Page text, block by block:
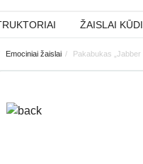
ŽAISLAI
Emociniai žaislai Pakabukas